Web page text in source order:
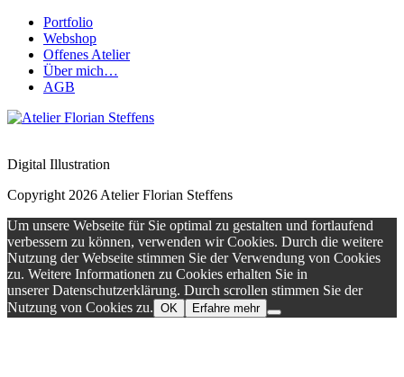
Portfolio
Webshop
Offenes Atelier
Über mich…
AGB
Digital Illustration
Copyright 2026 Atelier Florian Steffens
Um unsere Webseite für Sie optimal zu gestalten und fortlaufend
verbessern zu können, verwenden wir Cookies. Durch die weitere
Nutzung der Webseite stimmen Sie der Verwendung von Cookies
zu. Weitere Informationen zu Cookies erhalten Sie in
unserer Datenschutzerklärung. Durch scrollen stimmen Sie der
Nutzung von Cookies zu. OK Erfahre mehr